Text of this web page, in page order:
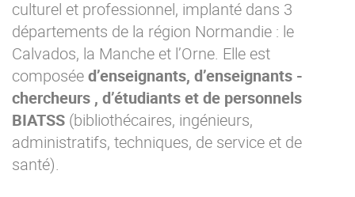
culturel et professionnel, implanté dans 3
départements de la région Normandie : le
Calvados, la Manche et l’Orne. Elle est
composéed’enseignants, d’enseignants -
chercheurs , d’étudiants et de personnels
BIATSS (bibliothécaires, ingénieurs,
administratifs, techniques, de service et de
santé).